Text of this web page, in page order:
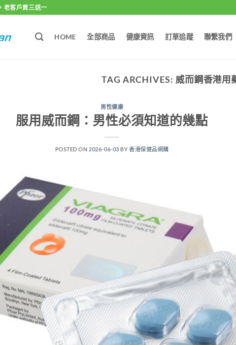
老客戶買三送一
HOME 全部商品 健康資訊 訂單追蹤 聯繫我們
TAG ARCHIVES: 威而鋼香港用
男性健康
服用威而鋼：男性必須知道的幾點
POSTED ON 2026-06-03 BY香港保健品網購